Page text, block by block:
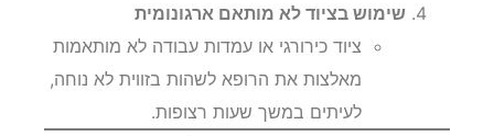
שימוש בציוד לא מותאם ארגונומית
ציוד כירורגי או עמדות עבודה לא מותאמות
מאלצות את הרופא לשהות בזווית לא נוחה,
לעיתים במשך שעות רצופות.